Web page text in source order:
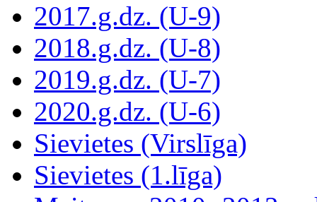
2017.g.dz. (U-9)
2018.g.dz. (U-8)
2019.g.dz. (U-7)
2020.g.dz. (U-6)
Sievietes (Virslīga)
Sievietes (1.līga)